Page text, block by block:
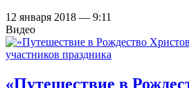
12 января 2018 — 9:11
Видео
«Путешествие в